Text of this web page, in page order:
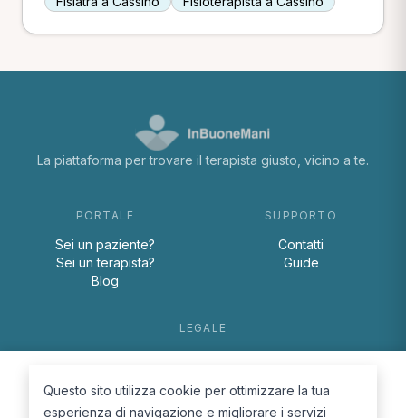
La piattaforma per trovare il terapista giusto, vicino a te.
PORTALE
Sei un paziente?
Sei un terapista?
Blog
SUPPORTO
Contatti
Guide
LEGALE
Cookie Policy
Questo sito utilizza cookie per ottimizzare la tua
esperienza di navigazione e migliorare i servizi